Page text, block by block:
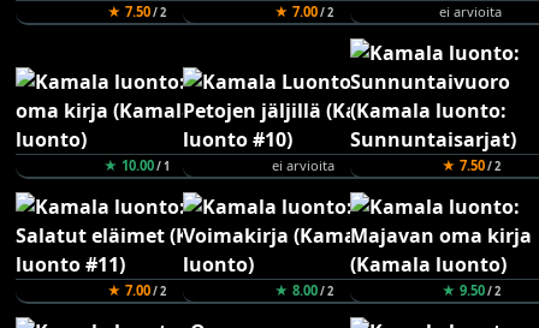
★ 7.50/ 2 ★ 7.00/ 2 ei arvioita
★ 10.00/ 1 ei arvioita ★ 7.50/ 2
★ 7.00/ 2 ★ 8.00/ 2 ★ 9.50/ 2